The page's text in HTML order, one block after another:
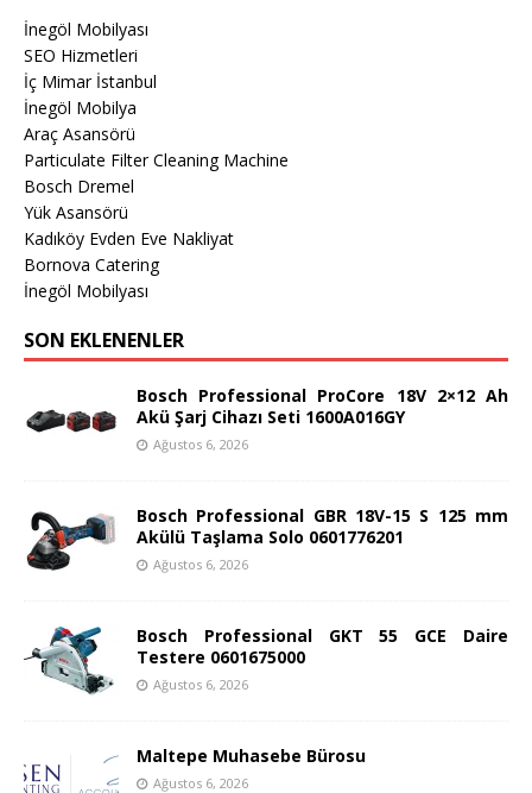
İnegöl Mobilyası
SEO Hizmetleri
İç Mimar İstanbul
İnegöl Mobilya
Araç Asansörü
Particulate Filter Cleaning Machine
Bosch Dremel
Yük Asansörü
Kadıköy Evden Eve Nakliyat
Bornova Catering
İnegöl Mobilyası
SON EKLENENLER
Bosch Professional ProCore 18V 2×12 Ah
Akü Şarj Cihazı Seti 1600A016GY
Ağustos 6, 2026
Bosch Professional GBR 18V-15 S 125 mm
Akülü Taşlama Solo 0601776201
Ağustos 6, 2026
Bosch Professional GKT 55 GCE Daire
Testere 0601675000
Ağustos 6, 2026
Maltepe Muhasebe Bürosu
Ağustos 6, 2026